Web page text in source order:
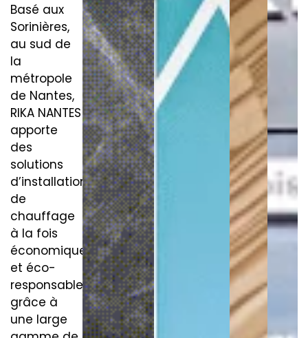
Basé aux
Sorinières,
au sud de
la
métropole
de Nantes,
RIKA NANTES
apporte
des
solutions
d’installation
de
chauffage
à la fois
économique
et éco-
responsable
grâce à
une large